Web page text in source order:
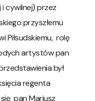
cywilnej) przez
przyszłemu
Piłsudskiemu, rolę
artystów pan
był
regenta
się pan Mariusz